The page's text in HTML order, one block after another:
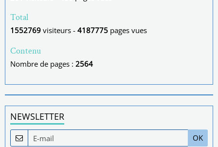
Total
1552769 visiteurs - 4187775 pages vues
Contenu
Nombre de pages : 2564
NEWSLETTER
OK